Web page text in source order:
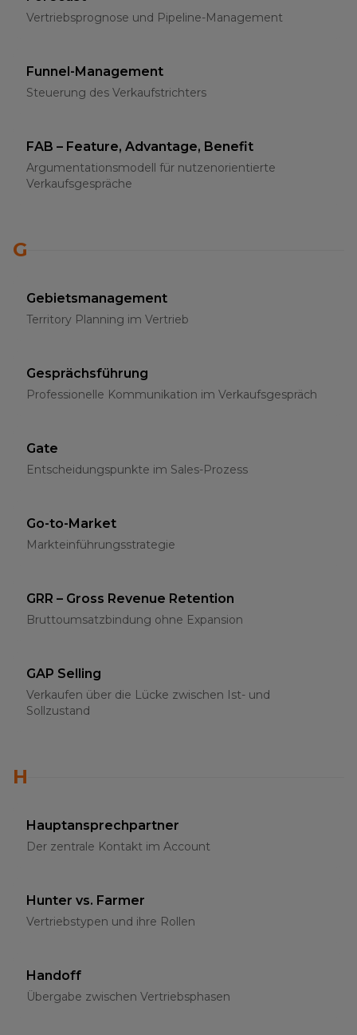
Vertriebsprognose und Pipeline-Management
Funnel-Management
Steuerung des Verkaufstrichters
FAB – Feature, Advantage, Benefit
Argumentationsmodell für nutzenorientierte
Verkaufsgespräche
G
Gebietsmanagement
Territory Planning im Vertrieb
Gesprächsführung
Professionelle Kommunikation im Verkaufsgespräch
Gate
Entscheidungspunkte im Sales-Prozess
Go-to-Market
Markteinführungsstrategie
GRR – Gross Revenue Retention
Bruttoumsatzbindung ohne Expansion
GAP Selling
Verkaufen über die Lücke zwischen Ist- und
Sollzustand
H
Hauptansprechpartner
Der zentrale Kontakt im Account
Hunter vs. Farmer
Vertriebstypen und ihre Rollen
Handoff
Übergabe zwischen Vertriebsphasen